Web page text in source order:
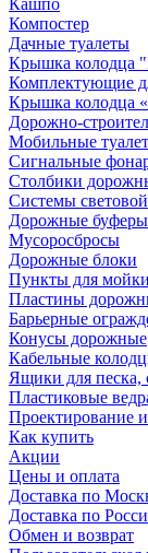
Кашпо
Компостер
Дачные туалеты
Крышка колодца
Комплектующие
Крышка колодца
Дорожно-
Мобильные
Сигнальные
Столбики
Системы
Дорожные буферы
Мусоросбросы
Дорожные блоки
Пункты для
Пластины
Барьерные
Конусы дорожные
Кабельные
Ящики для песка,
Пластиковые
Проектирование
Как купить
Акции
Цены и оплата
Доставка по
Доставка по
Обмен и возврат